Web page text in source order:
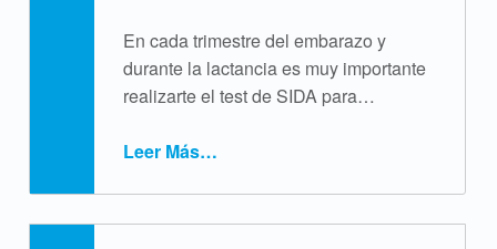
En cada trimestre del embarazo y
durante la lactancia es muy importante
realizarte el test de SIDA para…
Leer Más
“Test de SIDA: la importancia de hacerlo durante el embarazo”
…